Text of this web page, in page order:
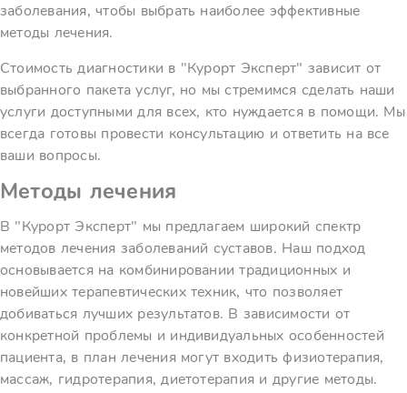
заболевания, чтобы выбрать наиболее эффективные
методы лечения.
Стоимость диагностики в "Курорт Эксперт" зависит от
выбранного пакета услуг, но мы стремимся сделать наши
услуги доступными для всех, кто нуждается в помощи. Мы
всегда готовы провести консультацию и ответить на все
ваши вопросы.
Методы лечения
В "Курорт Эксперт" мы предлагаем широкий спектр
методов лечения заболеваний суставов. Наш подход
основывается на комбинировании традиционных и
новейших терапевтических техник, что позволяет
добиваться лучших результатов. В зависимости от
конкретной проблемы и индивидуальных особенностей
пациента, в план лечения могут входить физиотерапия,
массаж, гидротерапия, диетотерапия и другие методы.